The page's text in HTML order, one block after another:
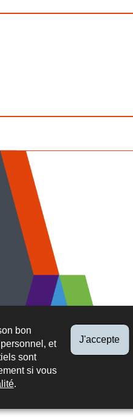
bon
et
sont
si vous
.
J'accepte